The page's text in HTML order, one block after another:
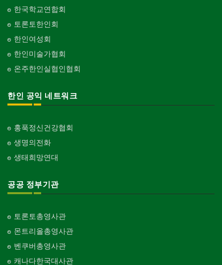
한국학교연합회
토론토한인회
한인여성회
한인미술가협회
온주한인실협인협회
한인 공익 네트워크
홍푹정신건강협회
생명의전화
생태희망연대
공공 정부기관
토론토총영사관
몬트리올총영사관
벤쿠버총영사관
캐나다한국대사관